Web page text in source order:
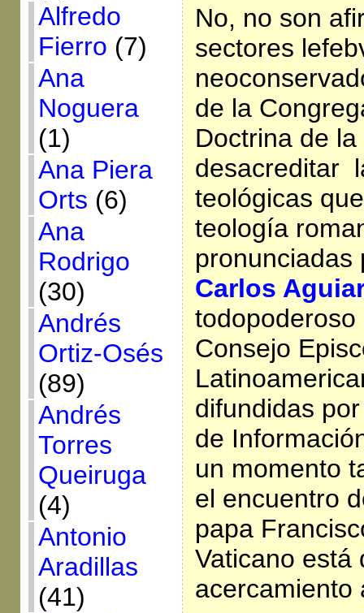
Alfredo
Fierro (7)
Ana
Noguera
(1)
Ana Piera
Orts (6)
Ana
Rodrigo
(30)
Andrés
Ortiz-Osés
(89)
Andrés
Torres
Queiruga
(4)
Antonio
Aradillas
(41)
No, no son
sectores
de la
Doctrina de
desacreditar
teológicas
teología
pronunciadas
Carlos
Consejo
difundidas
de
un momento
el encuentro
papa
Vaticano está
acercamiento